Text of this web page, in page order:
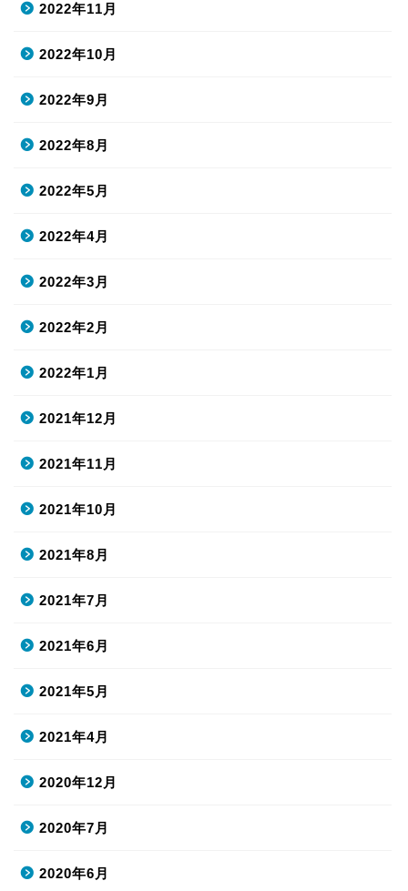
2022年11月
2022年10月
2022年9月
2022年8月
2022年5月
2022年4月
2022年3月
2022年2月
2022年1月
2021年12月
2021年11月
2021年10月
2021年8月
2021年7月
2021年6月
2021年5月
2021年4月
2020年12月
2020年7月
2020年6月